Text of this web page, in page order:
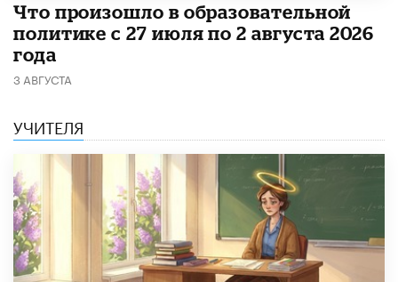
​Что произошло в образовательной
политике с 27 июля по 2 августа 2026
года
3 АВГУСТА
УЧИТЕЛЯ